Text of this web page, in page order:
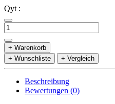
Qyt :
+ Warenkorb
+ Wunschliste
+ Vergleich
Beschreibung
Bewertungen (0)